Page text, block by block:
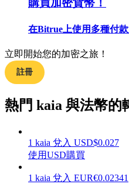
合約指南
合約功能使用指南
購買加密貨幣！
在Bitrue上使用多種付款
立即開始您的加密之旅！
註冊
熱門 kaia 與法幣的
1 kaia 兌入 USD$0.027
使用USD購買
1 kaia 兌入 EUR€0.02341